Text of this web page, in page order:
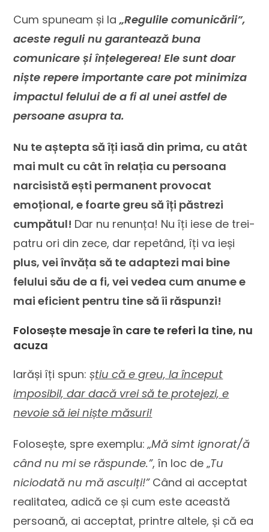
Cum spuneam și la„Regulile comunicării”,
aceste reguli nu garanteazăbuna
comunicare și înțelegerea! Ele sunt doar
niște repere importante care pot minimiza
impactul felului de a fi al unei astfel de
persoane asupra ta.
Nu te aștepta să îți iasă din prima, cu atât
mai mult cu cât în relația cu persoana
narcisistă ești permanent provocat
emoțional, e foarte greu să îți păstrezi
cumpătul! Dar nu renunța! Nu îți iese de trei-
patru ori din zece, dar repetând, îți va ieși
plus, vei învăța să te adaptezi mai bine
felului său de a fi, vei vedea cum anume e
mai eficient pentru tine să îi răspunzi!
Folosește mesaje în care te referi la tine, nu
acuza
Iarăși îți spun:știu că e greu, la început
imposibil, dar dacă vrei să te protejezi, e
nevoie să iei niște măsuri!
Folosește, spre exemplu:„Mă simt ignorat/ă
când nu mi se răspunde.”, în loc de „Tu
niciodată nu mă asculți!”Când ai acceptat
realitatea, adică ce și cum este această
persoană, ai acceptat, printre altele, și că ea